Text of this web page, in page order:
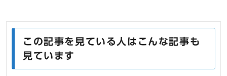
この記事を見ている人はこんな記事も
見ています